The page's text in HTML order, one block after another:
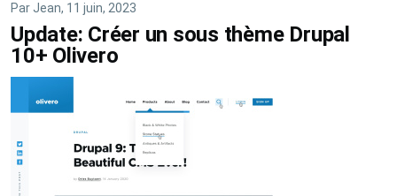
Patterns
-
le
Patterns
Par Jean, 11 juin, 2023
Update: Créer un sous thème Drupal
10+ Olivero